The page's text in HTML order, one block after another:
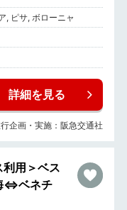
, ピサ, ボローニャ
詳細を見る
企画・実施：阪急交通社
利用＞ベス
⇔ベネチ